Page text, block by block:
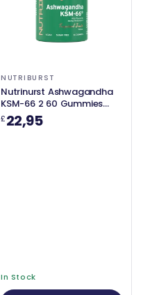
NUTRIBURST
Nutrinurst Ashwagandha
KSM-66 2 60 Gummies
Tropical
£22,95
In Stock